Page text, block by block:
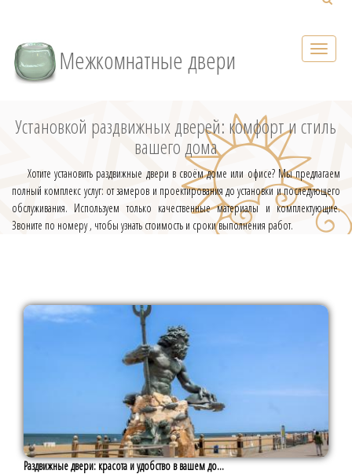
Межкомнатные двери
Установкой раздвижных дверей: комфорт и стиль
вашего дома
Хотите установить раздвижные двери в своём доме или офисе? Мы предлагаем
полный комплекс услуг: от замеров и проектирования до установки и последующего
обслуживания. Используем только качественные материалы и комплектующие.
Звоните по номеру , чтобы узнать стоимость и сроки выполнения работ.
Раздвижные двери: красота и удобство в вашем до...